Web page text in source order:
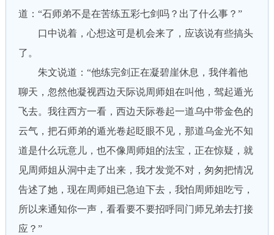
道：“石师弟不是在苦练五彩七剑吗？出了什么事？”
口中说着，心想这可是机会来了，应该说有些搞头
了。
朱文说道：“他练完剑正在凝碧崖休息，我伴着他
聊天，忽然他凝视西边天际说周师姐在叫他，驾起遁光
飞去。我往西方一看，西边天际卷起一道乌中带金色的
云气，把石师弟的遁光卷起眨眼不见，那道乌金光不知
道是什么玩意儿，也不像周师姐的法宝，正在惊疑，就
见周师姐从洞中走了出来，我才发觉不对，匆匆把情况
告述了她，现在周师姐已急迫下去，我怕周师姐吃亏，
所以来通知你一声，看看要不要招呼同门师兄弟去打接
应？”